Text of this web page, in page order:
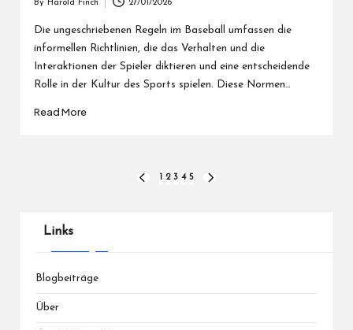
by
By Harold Finch 27/01/2026
Die ungeschriebenen Regeln im Baseball umfassen die
informellen Richtlinien, die das Verhalten und die
Interaktionen der Spieler diktieren und eine entscheidende
Rolle in der Kultur des Sports spielen. Diese Normen…
Read More
PREVIOUS
2 3 4 5
Links
Blogbeiträge
Über